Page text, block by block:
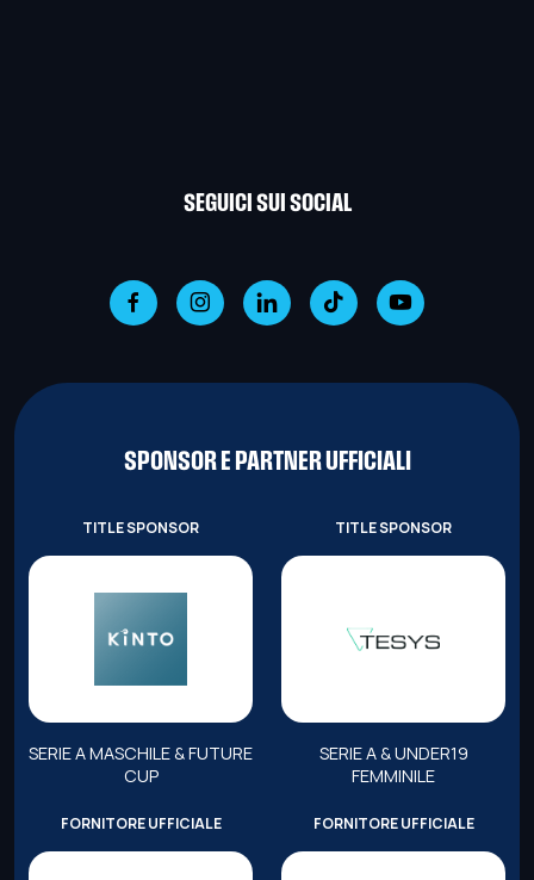
SEGUICI SUI SOCIAL
SPONSOR E PARTNER UFFICIALI
TITLE SPONSOR
SERIE A MASCHILE & FUTURE
CUP
TITLE SPONSOR
SERIE A & UNDER19
FEMMINILE
FORNITORE UFFICIALE FORNITORE UFFICIALE